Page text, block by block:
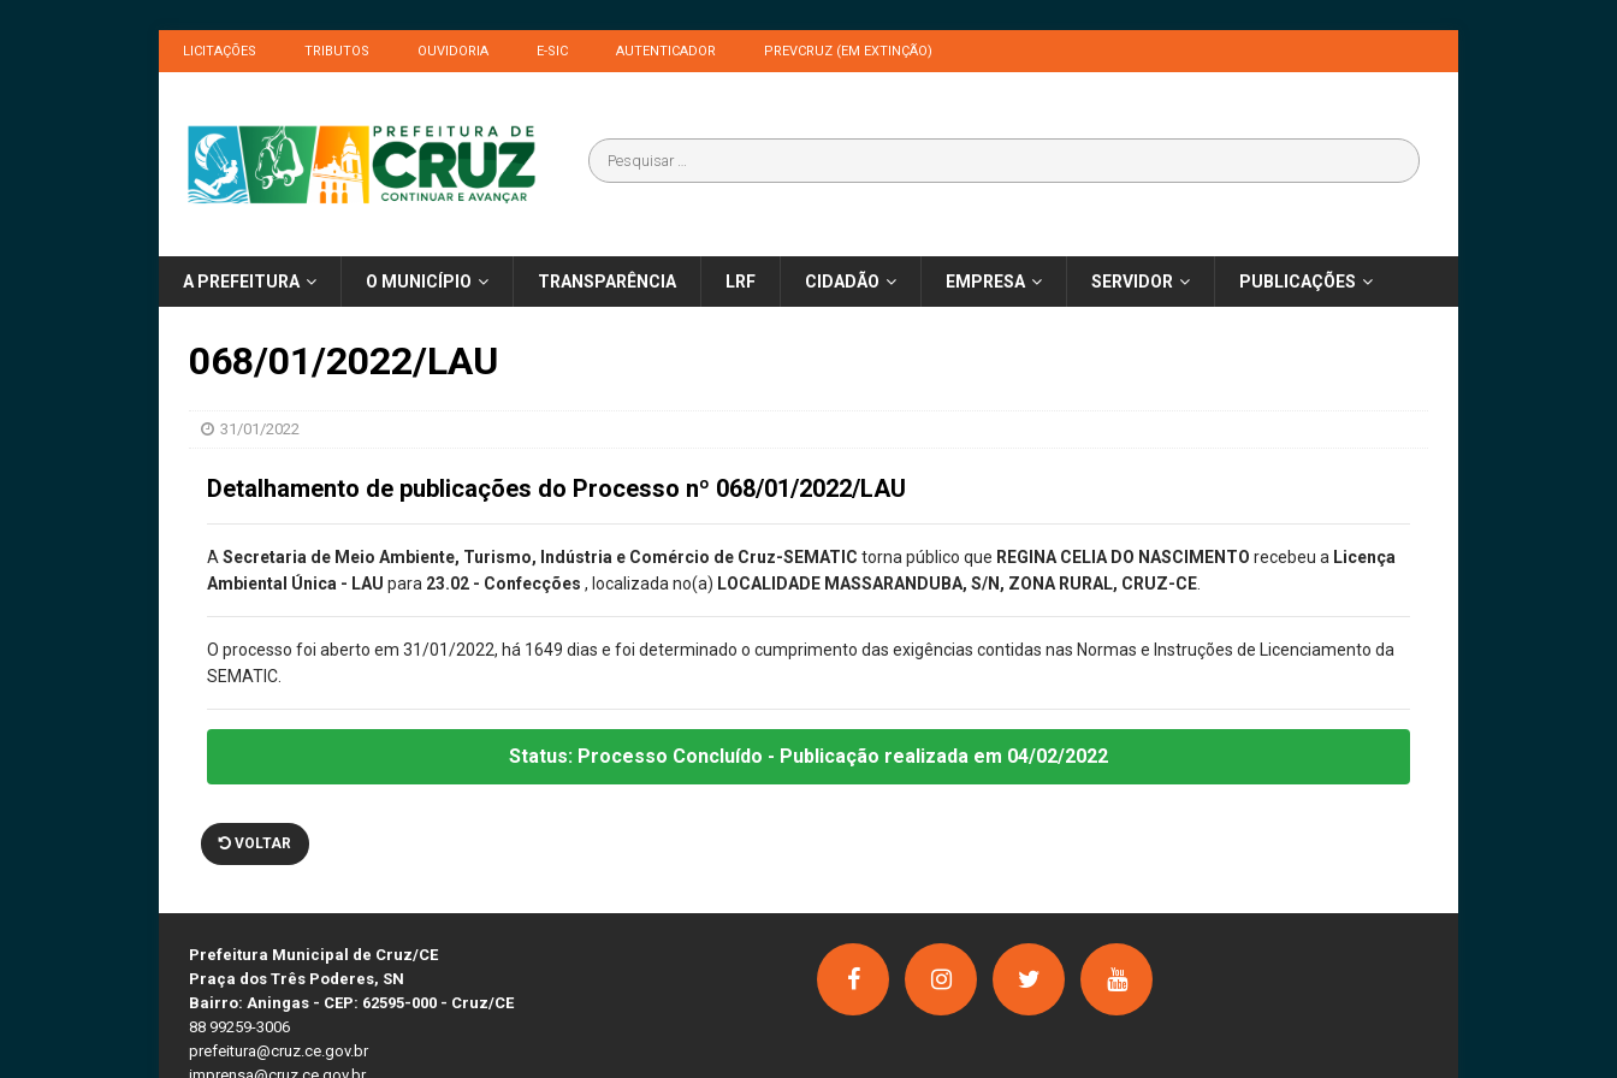
LICITAÇÕES TRIBUTOS OUVIDORIA E-SIC AUTENTICADOR PREVCRUZ (EM EXTINÇÃO)
A PREFEITURA O MUNICÍPIO TRANSPARÊNCIA LRF CIDADÃO EMPRESA SERVIDOR PUBLICAÇÕES
068/01/2022/LAU
31/01/2022
Detalhamento de publicações do Processo nº 068/01/2022/LAU
ASecretaria de Meio Ambiente, Turismo, Indústria e Comércio de Cruz-SEMATIC torna público que REGINA CELIA DO NASCIMENTO recebeu a Licença
Ambiental Única - LAU para 23.02 - Confecções , localizada no(a) LOCALIDADE MASSARANDUBA, S/N, ZONA RURAL, CRUZ-CE.
O processo foi aberto em 31/01/2022, há 1649 dias e foi determinado o cumprimento das exigências contidas nas Normas e Instruções de Licenciamento da
SEMATIC.
Status: Processo Concluído - Publicação realizada em 04/02/2022
VOLTAR
Prefeitura Municipal de Cruz/CE
Praça dos Três Poderes, SN
Bairro: Aningas - CEP: 62595-000 - Cruz/CE
88 99259-3006
prefeitura@cruz.ce.gov.br